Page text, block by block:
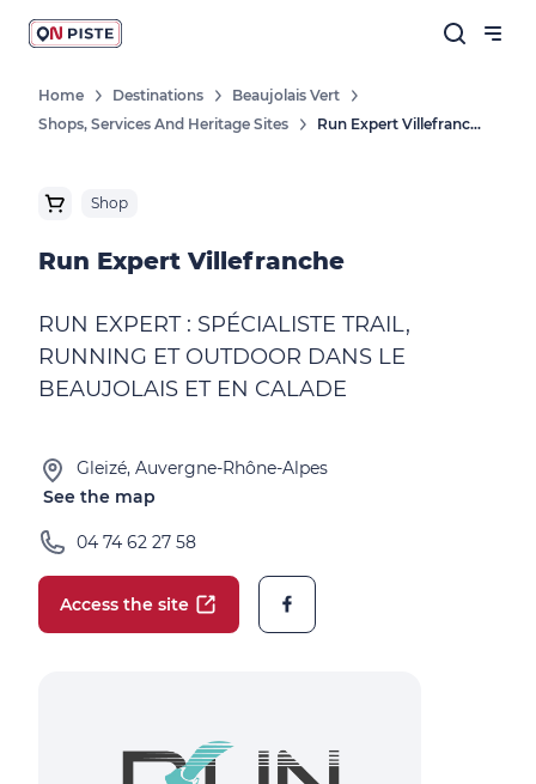
Home Destinations
Beaujolais Vert
Shops, Services And Heritage Sites
Run Expert Villefranche
Shop
Run Expert Villefranche
RUN EXPERT : SPÉCIALISTE TRAIL,
RUNNING ET OUTDOOR DANS LE
BEAUJOLAIS ET EN CALADE
Gleizé, Auvergne-Rhône-Alpes
See the map
04 74 62 27 58
Access the site